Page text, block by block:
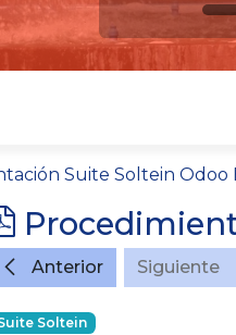
Suite Soltein Odoo
Anterior Siguiente
Soltein